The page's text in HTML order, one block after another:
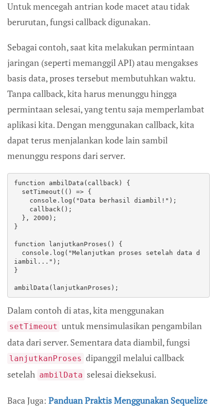
Untuk mencegah antrian kode macet atau tidak
berurutan, fungsi callback digunakan.
Sebagai contoh, saat kita melakukan permintaan
jaringan (seperti memanggil API) atau mengakses
basis data, proses tersebut membutuhkan waktu.
Tanpa callback, kita harus menunggu hingga
permintaan selesai, yang tentu saja memperlambat
aplikasi kita. Dengan menggunakan callback, kita
dapat terus menjalankan kode lain sambil
menunggu respons dari server.
function ambilData(callback) {
}
function lanjutkanProses() {
iambil...");
}
ambilData(lanjutkanProses);
Dalam contoh di atas, kita menggunakan
setTimeout untuk mensimulasikan pengambilan
data dari server. Sementara data diambil, fungsi
lanjutkanProses dipanggil melalui callback
setelah ambilData selesai dieksekusi.
Baca Juga: Panduan Praktis Menggunakan Sequelize